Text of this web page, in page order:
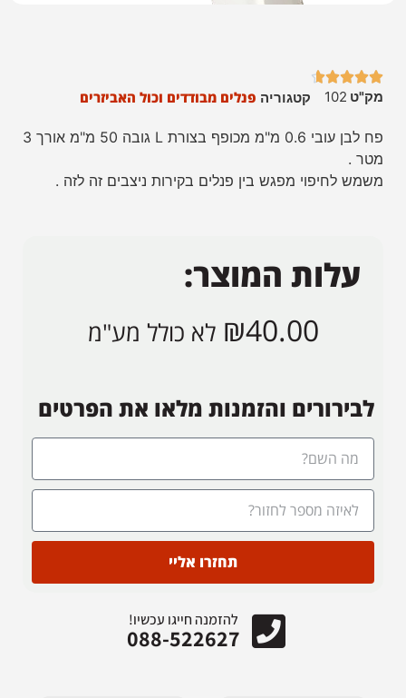





מק"ט 102 קטגוריה פנלים מבודדים וכול האביזרים
פח לבן עובי 0.6 מ"מ מכופף בצורת L גובה 50 מ"מ אורך 3
מטר .
משמש לחיפוי מפגש בין פנלים בקירות ניצבים זה לזה .
עלות המוצר:
₪40.00 לא כולל מע"מ
לבירורים והזמנות מלאו את הפרטים
תחזרו אליי
להזמנה חייגו עכשיו!
088-522627